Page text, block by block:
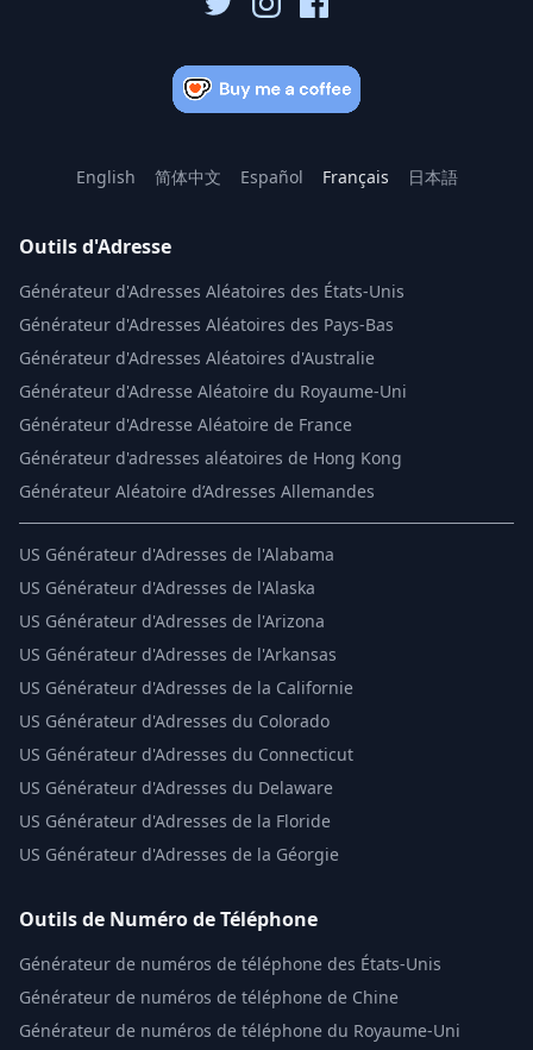
English 简体中文 Español Français 日本語
Outils d'Adresse
Générateur d'Adresses Aléatoires des États-Unis
Générateur d'Adresses Aléatoires des Pays-Bas
Générateur d'Adresses Aléatoires d'Australie
Générateur d'Adresse Aléatoire du Royaume-Uni
Générateur d'Adresse Aléatoire de France
Générateur d'adresses aléatoires de Hong Kong
Générateur Aléatoire d’Adresses Allemandes
US Générateur d'Adresses de l'Alabama
US Générateur d'Adresses de l'Alaska
US Générateur d'Adresses de l'Arizona
US Générateur d'Adresses de l'Arkansas
US Générateur d'Adresses de la Californie
US Générateur d'Adresses du Colorado
US Générateur d'Adresses du Connecticut
US Générateur d'Adresses du Delaware
US Générateur d'Adresses de la Floride
US Générateur d'Adresses de la Géorgie
Outils de Numéro de Téléphone
Générateur de numéros de téléphone des États-Unis
Générateur de numéros de téléphone de Chine
Générateur de numéros de téléphone du Royaume-Uni